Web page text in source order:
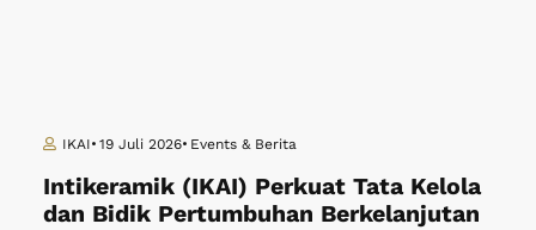
IKAI 19 Juli 2026 Events & Berita
Intikeramik (IKAI) Perkuat Tata Kelola
dan Bidik Pertumbuhan Berkelanjutan